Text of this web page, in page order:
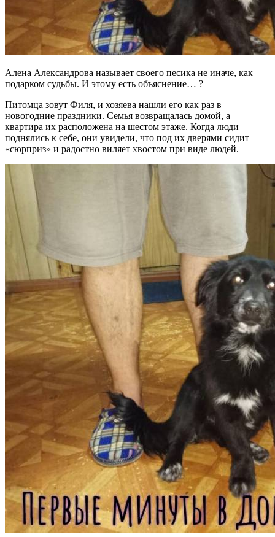
Алена Александрова называет своего песика не иначе, как
подарком судьбы. И этому есть объяснение… ?
Питомца зовут Филя, и хозяева нашли его как раз в
новогодние праздники. Семья возвращалась домой, а
квартира их расположена на шестом этаже. Когда люди
поднялись к себе, они увидели, что под их дверями сидит
«сюрприз» и радостно виляет хвостом при виде людей.